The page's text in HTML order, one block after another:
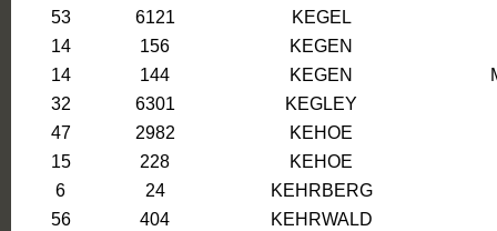
53
6121
KEGEL
14
156
KEGEN
14
144 KEGEN
32
6301
KEGLEY
47
2982
KEHOE
15
228 KEHOE
6
24
KEHRBERG
56
404 KEHRWALD